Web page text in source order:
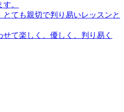
。
ても親切で判り易いレッスンと
て楽しく、優しく、判り易く